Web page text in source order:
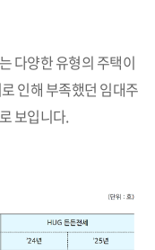
다양한 유형의 주택이
인해 부족했던 임대주
보입니다.